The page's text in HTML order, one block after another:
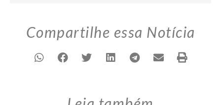
Compartilhe essa Notícia